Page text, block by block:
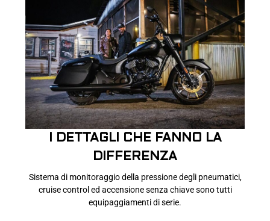
I DETTAGLI CHE FANNO LA
DIFFERENZA
Sistema di monitoraggio della pressione degli pneumatici,
cruise control ed accensione senza chiave sono tutti
equipaggiamenti di serie.